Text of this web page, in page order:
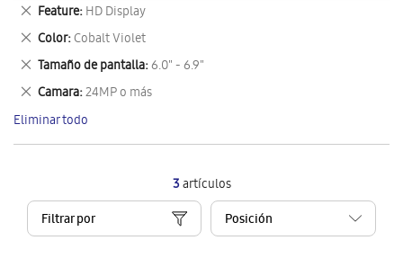
3artículos
Filtrar por
Feature HD Display
Eliminar
este
artículo
Color Cobalt Violet
Eliminar
este
artículo
Tamaño de pantalla 6.0" - 6.9"
Eliminar
este
artículo
Camara 24MP o más
Eliminar
este
artículo
Eliminar todo